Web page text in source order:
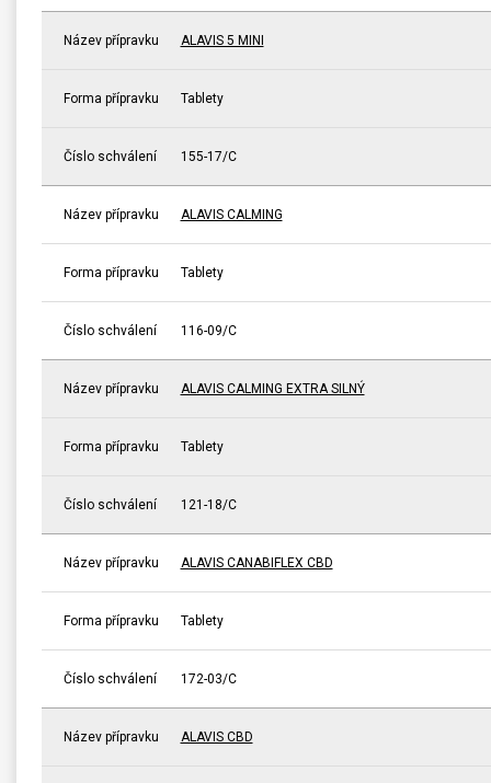
Název přípravku ALAVIS 5 MINI
Forma přípravku Tablety
Číslo schválení 155-17/C
Název přípravku ALAVIS CALMING
Forma přípravku Tablety
Číslo schválení 116-09/C
Název přípravku ALAVIS CALMING EXTRA SILNÝ
Forma přípravku Tablety
Číslo schválení 121-18/C
Název přípravku ALAVIS CANABIFLEX CBD
Forma přípravku Tablety
Číslo schválení 172-03/C
Název přípravku ALAVIS CBD